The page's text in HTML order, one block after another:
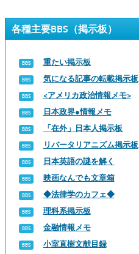
各種主要BBS（掲示板）
重たい掲示板
気になる記事の転載掲示板
<アメリカ政治情報メモ>
日本政界●情報メモ
「在外」日本人掲示板
リバータリアニズム掲示板
日本英語の謎を解く
映画なんでも文章箱
◆法律学のカフェ◆
理科系掲示板
金融情報メモ
小室直樹文献目録